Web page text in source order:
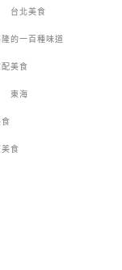
台北美食
隆的一百種味道
美食
東海
美食